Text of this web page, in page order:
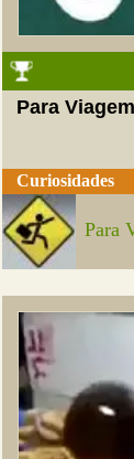
Para
Curiosidades
Para